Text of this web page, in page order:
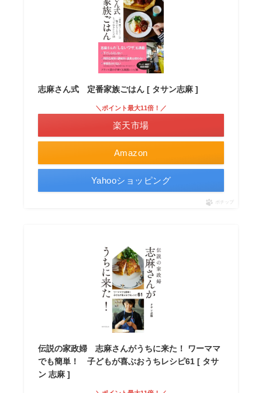
志麻さん式 定番家族ごはん [ タサン志麻 ]
Amazon
＼ポイント最大11倍！／
楽天市場
Yahooショッピング
ポチップ
伝説の家政婦 志麻さんがうちに来た！ ワーママ
でも簡単！ 子どもが喜ぶおうちレシピ61 [ タサ
ン 志麻 ]